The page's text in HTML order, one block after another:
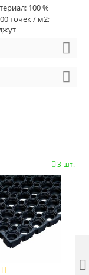
100 %
точек / м2;
3 шт.

